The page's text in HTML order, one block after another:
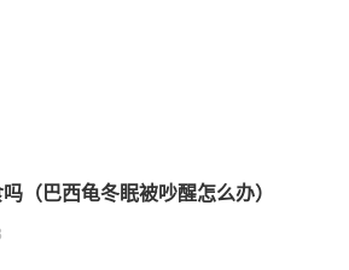
（巴西龟冬眠被吵醒怎么办）